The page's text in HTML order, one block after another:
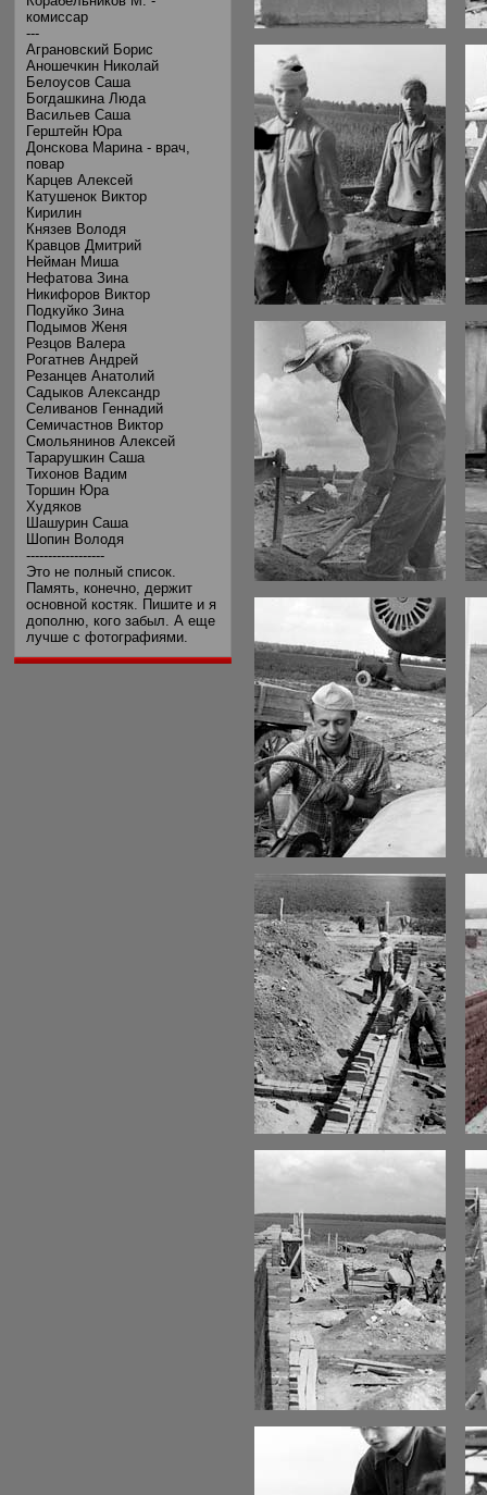
комиссар
---
Аграновский Борис
Аношечкин Николай
Белоусов Саша
Богдашкина Люда
Васильев Саша
Герштейн Юра
Донскова Марина - врач,
повар
Карцев Алексей
Катушенок Виктор
Кирилин
Князев Володя
Кравцов Дмитрий
Нейман Миша
Нефатова Зина
Никифоров Виктор
Подкуйко Зина
Подымов Женя
Резцов Валера
Рогатнев Андрей
Резанцев Анатолий
Садыков Александр
Селиванов Геннадий
Семичастнов Виктор
Смольянинов Алексей
Тарарушкин Саша
Тихонов Вадим
Торшин Юра
Худяков
Шашурин Саша
Шопин Володя
------------------
Это не полный список.
Память, конечно, держит
основной костяк. Пишите и я
дополню, кого забыл. А еще
лучше с фотографиями.